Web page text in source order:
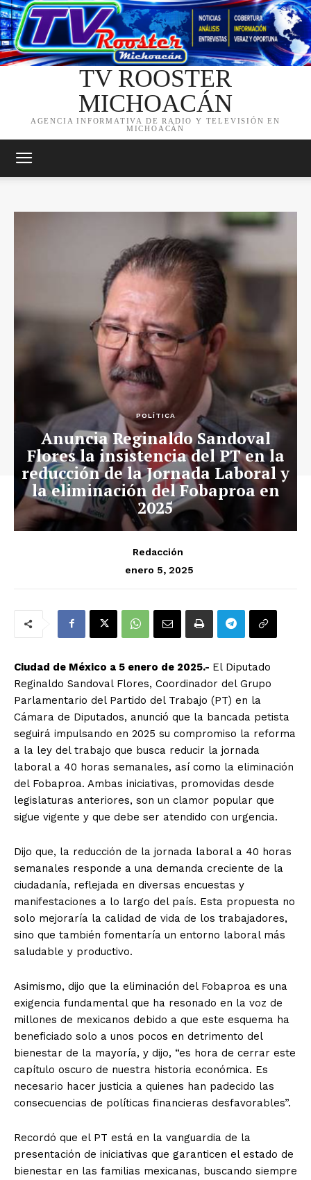
TV ROOSTER
MICHOACÁN
AGENCIA INFORMATIVA DE RADIO Y TELEVISIÓN EN
MICHOACÁN
POLÍTICA
Anuncia Reginaldo Sandoval
Flores la insistencia del PT en la
reducción de la Jornada Laboral y
la eliminación del Fobaproa en
2025
Redacción
enero 5, 2025
Ciudad de México a 5 enero de 2025.- El Diputado
Reginaldo Sandoval Flores, Coordinador del Grupo
Parlamentario del Partido del Trabajo (PT) en la
Cámara de Diputados, anunció que la bancada petista
seguirá impulsando en 2025 su compromiso la reforma
a la ley del trabajo que busca reducir la jornada
laboral a 40 horas semanales, así como la eliminación
del Fobaproa. Ambas iniciativas, promovidas desde
legislaturas anteriores, son un clamor popular que
sigue vigente y que debe ser atendido con urgencia.
Dijo que, la reducción de la jornada laboral a 40 horas
semanales responde a una demanda creciente de la
ciudadanía, reflejada en diversas encuestas y
manifestaciones a lo largo del país. Esta propuesta no
solo mejoraría la calidad de vida de los trabajadores,
sino que también fomentaría un entorno laboral más
saludable y productivo.
Asimismo, dijo que la eliminación del Fobaproa es una
exigencia fundamental que ha resonado en la voz de
millones de mexicanos debido a que este esquema ha
beneficiado solo a unos pocos en detrimento del
bienestar de la mayoría, y dijo, “es hora de cerrar este
capítulo oscuro de nuestra historia económica. Es
necesario hacer justicia a quienes han padecido las
consecuencias de políticas financieras desfavorables”.
Recordó que el PT está en la vanguardia de la
presentación de iniciativas que garanticen el estado de
bienestar en las familias mexicanas, buscando siempre